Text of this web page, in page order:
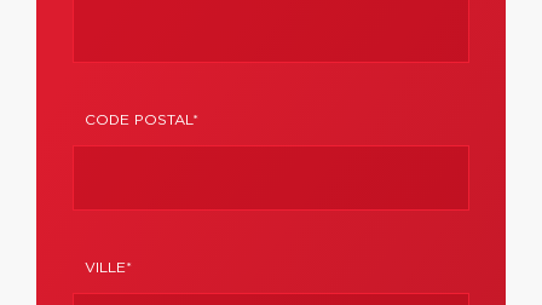
CODE POSTAL*
VILLE*